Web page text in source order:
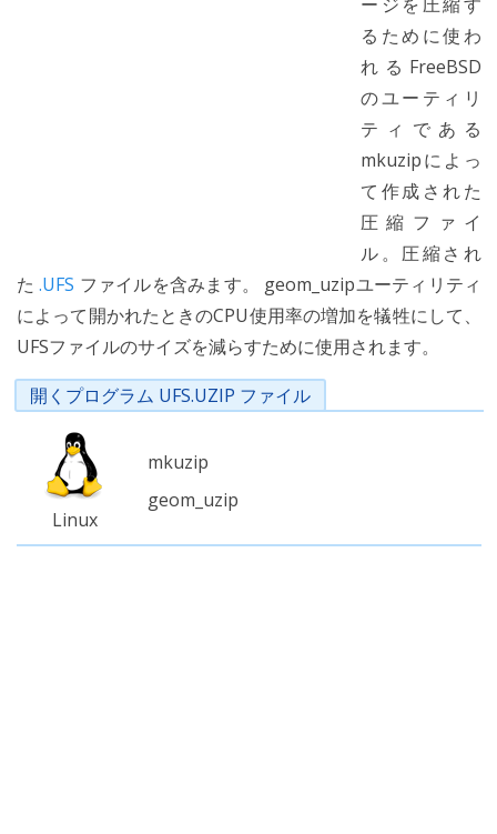
るために使わ
れるFreeBSD
のユーティリ
ティである
mkuzipによっ
て作成された
圧縮ファイ
ル。圧縮され
た.UFS ファイルを含みます。 geom_uzipユーティリティ
によって開かれたときのCPU使用率の増加を犠牲にして、
UFSファイルのサイズを減らすために使用されます。
開くプログラム UFS.UZIP ファイル
Linux
mkuzip
geom_uzip